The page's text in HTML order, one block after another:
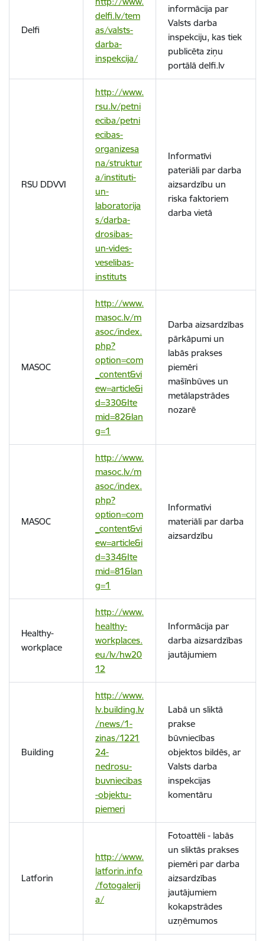
Delfi
delfi.lv/tem
as/valsts-
darba-
inspekcija/
informācija par
Valsts darba
inspekciju, kas tiek
publicēta ziņu
portālā delfi.lv
RSU DDVVI
http://www.
rsu.lv/petni
eciba/petni
ecibas-
organizesa
na/struktur
a/instituti-
un-
laboratorija
s/darba-
drosibas-
un-vides-
veselibas-
instituts
Informatīvi
pateriāli par darba
aizsardzību un
riska faktoriem
darba vietā
MASOC
http://www.
masoc.lv/m
asoc/index.
php?
option=com
_content&vi
ew=article&i
d=330&Ite
mid=82&lan
g=1
Darba aizsardzības
pārkāpumi un
labās prakses
piemēri
mašīnbūves un
metālapstrādes
nozarē
MASOC
http://www.
masoc.lv/m
asoc/index.
php?
option=com
_content&vi
ew=article&i
d=334&Ite
mid=81&lan
g=1
Informatīvi
materiāli par darba
aizsardzību
Healthy-
workplace
http://www.
healthy-
workplaces.
eu/lv/hw20
12
Informācija par
darba aizsardzības
jautājumiem
Building
http://www.
lv.building.lv
/news/1-
zinas/1221
24-
nedrosu-
buvniecibas
-objektu-
piemeri
Labā un sliktā
prakse
būvniecības
objektos bildēs, ar
Valsts darba
inspekcijas
komentāru
Latforin
http://www.
latforin.info
/fotogalerij
a/
Fotoattēli - labās
un sliktās prakses
piemēri par darba
aizsardzības
jautājumiem
kokapstrādes
uzņēmumos